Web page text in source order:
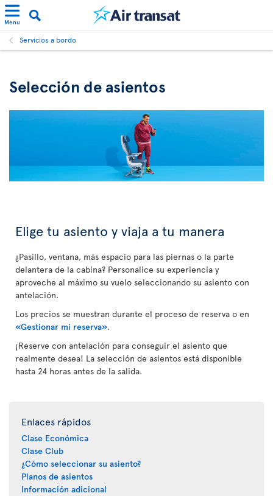
Menu
Servicios a bordo
Selección de asientos
Elige tu asiento y viaja a tu manera
¿Pasillo, ventana, más espacio para las piernas o la parte
delantera de la cabina? Personalice su experiencia y
aproveche al máximo su vuelo seleccionando su asiento con
antelación.
Los precios se muestran durante el proceso de reserva o en
«Gestionar mi reserva».
¡Reserve con antelación para conseguir el asiento que
realmente desea! La selección de asientos está disponible
hasta 24 horas antes de la salida.
Enlaces rápidos
Clase Económica
Clase Club
¿Cómo seleccionar su asiento?
Planos de asientos
Información adicional